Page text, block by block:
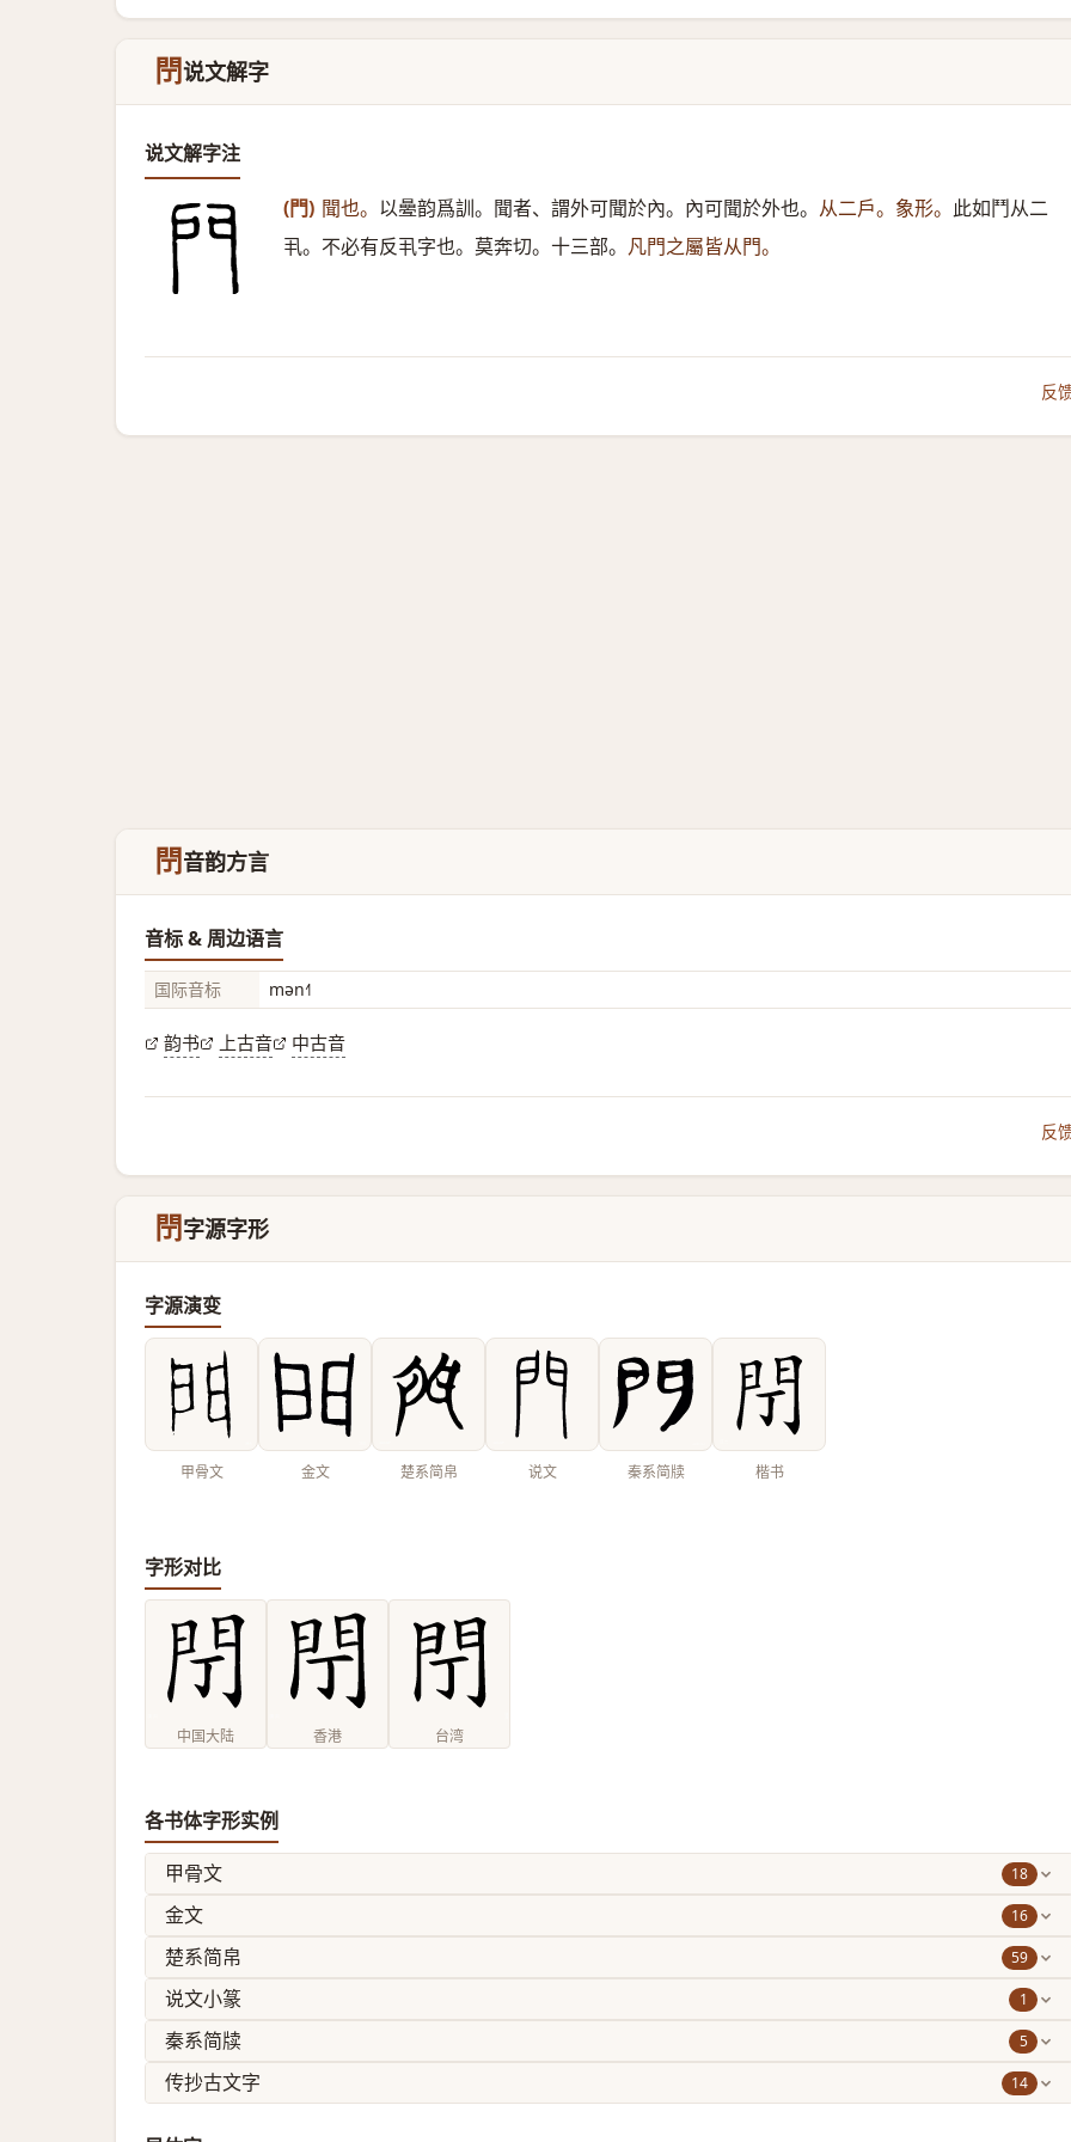
閅说文解字
说文解字注
(門) 聞也。 以㬪韵爲訓。聞者、謂外可聞於內。內可聞於外也。 从二戶。象形。 此如鬥从二
丮。不必有反丮字也。莫奔切。十三部。 凡門之屬皆从門。
反
閅 音韵方言
音标 & 周边语言
国际音标 mən˧˥
韵书 上古音 中古音
反
閅 字源字形
字源演变
甲骨文 金文 楚系简帛 说文 秦系简牍 楷书
字形对比
中国大陆 香港 台湾
各书体字形实例
甲骨文 18
金文 16
楚系简帛 59
说文小篆 1
秦系简牍 5
传抄古文字 14